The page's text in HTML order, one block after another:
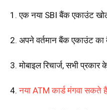
1. एक नया SBI बैंक एकाउंट
2. अपने वर्तमान बैंक एकाउंट
3. मोबाइल रिचार्ज, सभी
4.नया ATM कार्ड मंगवा सकते